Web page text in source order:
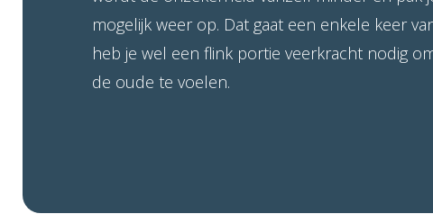
mogelijk weer op. Dat gaat een enkele keer
heb je wel een flink portie veerkracht nodig
de oude te voelen.